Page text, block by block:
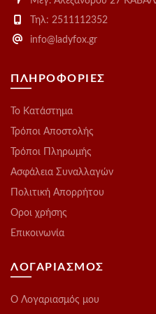
Τηλ: 2511112352
info@ladyfox.gr
ΠΛΗΡΟΦΟΡΙΕΣ
Το Kατάστημα
Τρόποι Αποστολής
Τρόποι Πληρωμής
Ασφάλεια Συναλλαγών
Πολιτική Απορρήτου
Οροι χρήσης
Επικοινωνία
ΛΟΓΑΡΙΑΣΜΟΣ
O Λογαριασμός μου